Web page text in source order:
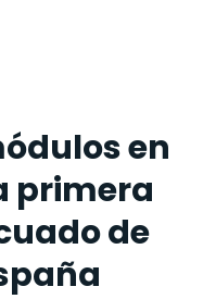
en
primera
de